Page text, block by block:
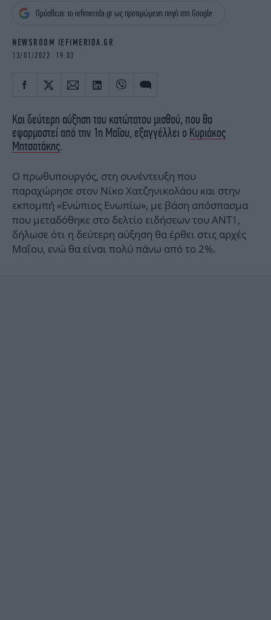
iBOOKS
MEDIA
Πρόσθεσε το iefimerida.gr ως προτιμώμενη πηγή στη Google
NEWSROOM IEFIMERIDA.GR
13/01/2022 19:03
Και δεύτερη αύξηση του κατώτατου μισθού, που θα
εφαρμοστεί από την 1η Μαΐου, εξαγγέλλει ο Κυριάκος
Μητσοτάκης.
Ο πρωθυπουργός, στη συνέντευξη που
παραχώρησε στον Νίκο Χατζηνικολάου και στην
εκπομπή «Ενώπιος Ενωπίω», με βάση απόσπασμα
που μεταδόθηκε στο δελτίο ειδήσεων του AΝΤ1,
δήλωσε ότι η δεύτερη αύξηση θα έρθει στις αρχές
Μαΐου, ενώ θα είναι πολύ πάνω από το 2%.